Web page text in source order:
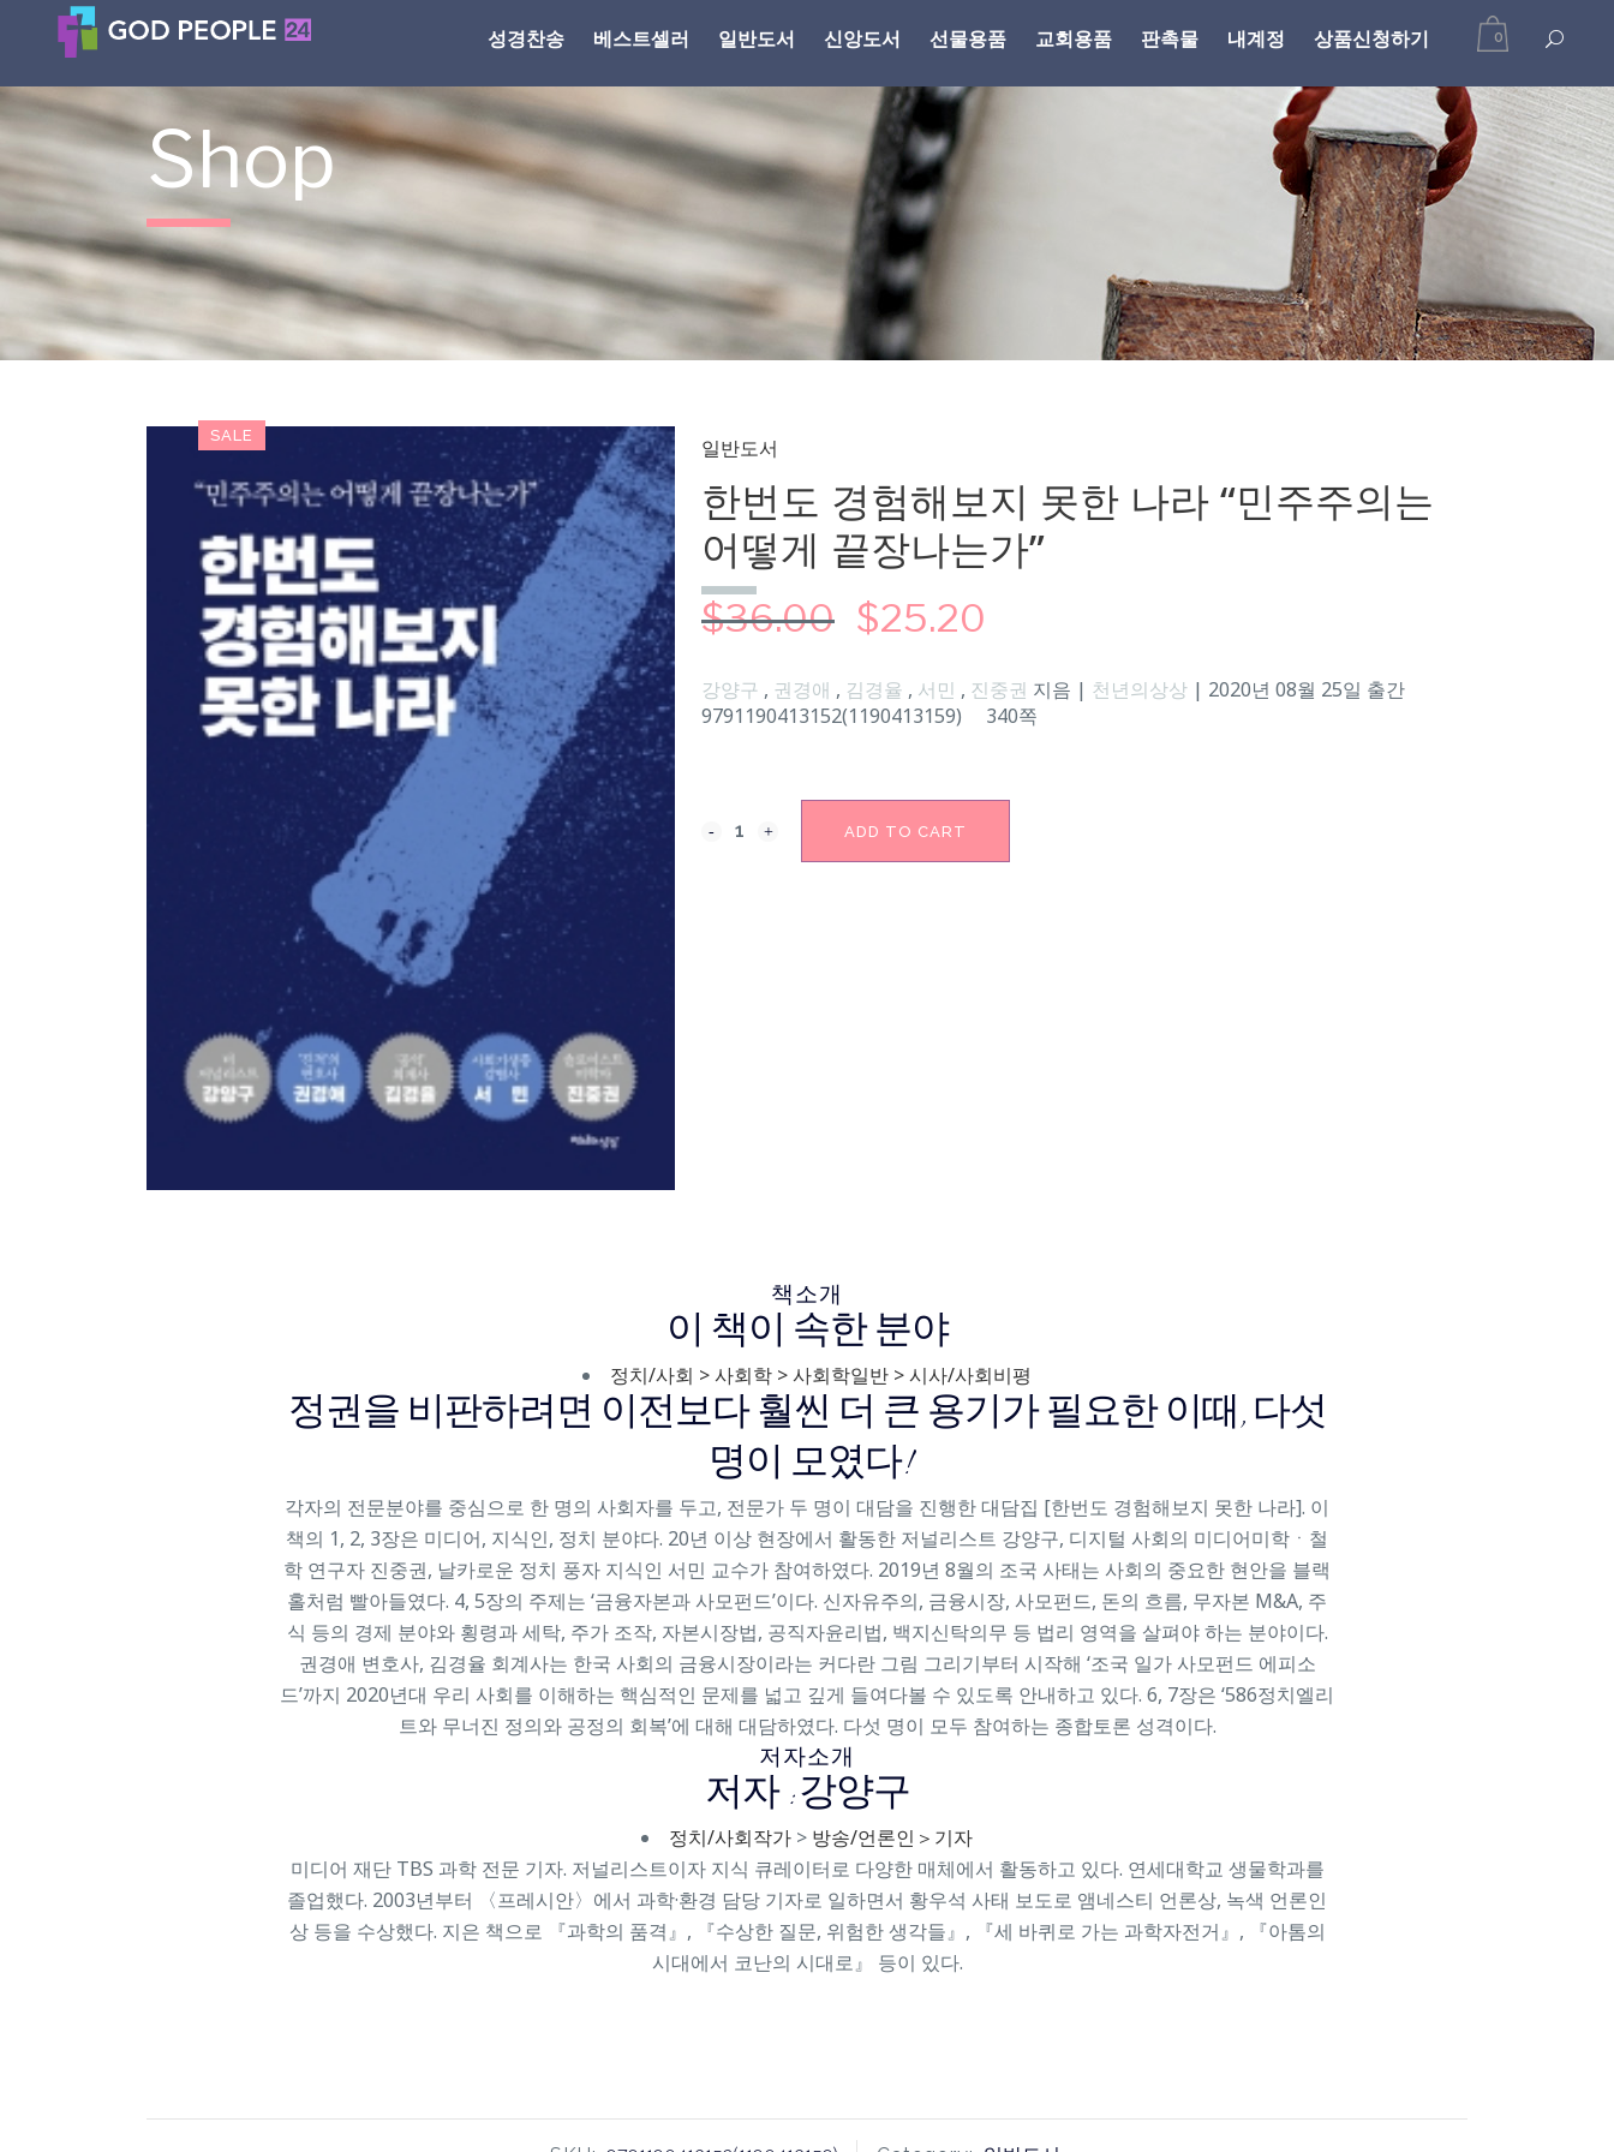
0
성경찬송 베스트셀러 일반도서 신앙도서 선물용품 교회용품 판촉물 내계정 상품신청하기
Shop
SALE 일반도서
한번도 경험해보지 못한 나라 “민주주의는
어떻게 끝장나는가”
$36.00 $25.20
강양구 , 권경애 , 김경율 , 서민 , 진중권 지음 | 천년의상상 | 2020년 08월 25일 출간
9791190413152(1190413159) 340쪽
ADD TO CART
책소개
이 책이 속한 분야
정치/사회 > 사회학 > 사회학일반 > 시사/사회비평
정권을 비판하려면 이전보다 훨씬 더 큰 용기가 필요한 이때, 다섯
명이 모였다!
각자의 전문분야를 중심으로 한 명의 사회자를 두고, 전문가 두 명이 대담을 진행한 대담집 [한번도 경험해보지 못한 나라]. 이
책의 1, 2, 3장은 미디어, 지식인, 정치 분야다. 20년 이상 현장에서 활동한 저널리스트 강양구, 디지털 사회의 미디어미학ㆍ철
학 연구자 진중권, 날카로운 정치 풍자 지식인 서민 교수가 참여하였다. 2019년 8월의 조국 사태는 사회의 중요한 현안을 블랙
홀처럼 빨아들였다. 4, 5장의 주제는 ‘금융자본과 사모펀드’이다. 신자유주의, 금융시장, 사모펀드, 돈의 흐름, 무자본 M&A, 주
식 등의 경제 분야와 횡령과 세탁, 주가 조작, 자본시장법, 공직자윤리법, 백지신탁의무 등 법리 영역을 살펴야 하는 분야이다.
권경애 변호사, 김경율 회계사는 한국 사회의 금융시장이라는 커다란 그림 그리기부터 시작해 ‘조국 일가 사모펀드 에피소
드’까지 2020년대 우리 사회를 이해하는 핵심적인 문제를 넓고 깊게 들여다볼 수 있도록 안내하고 있다. 6, 7장은 ‘586정치엘리
트와 무너진 정의와 공정의 회복’에 대해 대담하였다. 다섯 명이 모두 참여하는 종합토론 성격이다.
저자소개
저자 : 강양구
정치/사회작가 > 방송/언론인＞기자
미디어 재단 TBS 과학 전문 기자. 저널리스트이자 지식 큐레이터로 다양한 매체에서 활동하고 있다. 연세대학교 생물학과를
졸업했다. 2003년부터 〈프레시안〉에서 과학·환경 담당 기자로 일하면서 황우석 사태 보도로 앰네스티 언론상, 녹색 언론인
상 등을 수상했다. 지은 책으로 『과학의 품격』, 『수상한 질문, 위험한 생각들』, 『세 바퀴로 가는 과학자전거』, 『아톰의
시대에서 코난의 시대로』 등이 있다.